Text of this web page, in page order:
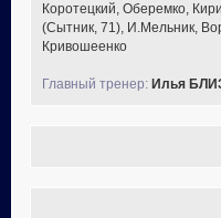
Коротецкий, Оберемко,
(Сытник, 71), И.Мельник,
Кривошеенко
Главный тренер: Илья